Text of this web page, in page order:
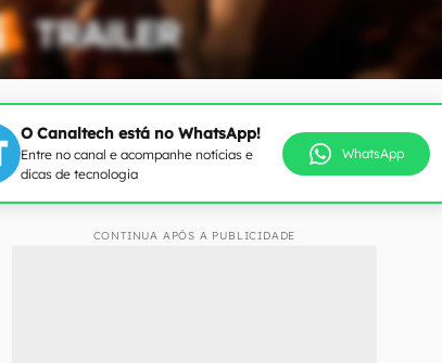
O Canaltech está no WhatsApp!
Entre no canal e acompanhe notícias e
dicas de tecnologia
WhatsApp
CONTINUA APÓS A PUBLICIDADE